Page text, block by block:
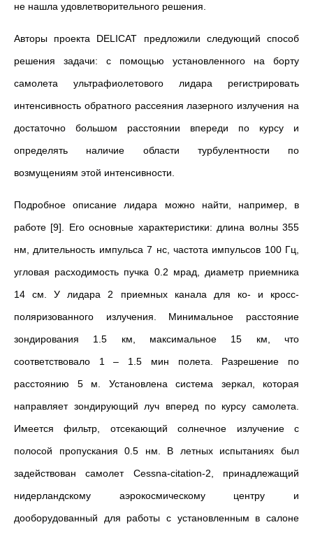
не нашла удовлетворительного решения.
Авторы проекта DELICAT предложили следующий способ
решения задачи: с помощью установленного на борту
самолета ультрафиолетового лидара регистрировать
интенсивность обратного рассеяния лазерного излучения на
достаточно большом расстоянии впереди по курсу и
определять наличие области турбулентности по
возмущениям этой интенсивности.
Подробное описание лидара можно найти, например, в
работе [9]. Его основные характеристики: длина волны 355
нм, длительность импульса 7 нс, частота импульсов 100 Гц,
угловая расходимость пучка 0.2 мрад, диаметр приемника
14 см. У лидара 2 приемных канала для ко- и кросс-
поляризованного излучения. Минимальное расстояние
зондирования 1.5 км, максимальное 15 км, что
соответствовало 1 – 1.5 мин полета. Разрешение по
расстоянию 5 м. Установлена система зеркал, которая
направляет зондирующий луч вперед по курсу самолета.
Имеется фильтр, отсекающий солнечное излучение с
полосой пропускания 0.5 нм. В летных испытаниях был
задействован самолет Cessna-citation-2, принадлежащий
нидерландскому аэрокосмическому центру и
дооборудованный для работы с установленным в салоне